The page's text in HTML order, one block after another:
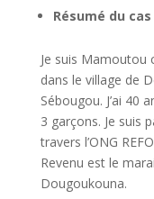
Résumé du
Je suis Mamoutou
dans le village de
Sébougou. J’ai 40
3 garçons. Je suis
travers l’ONG
Revenu est le
Dougoukouna.